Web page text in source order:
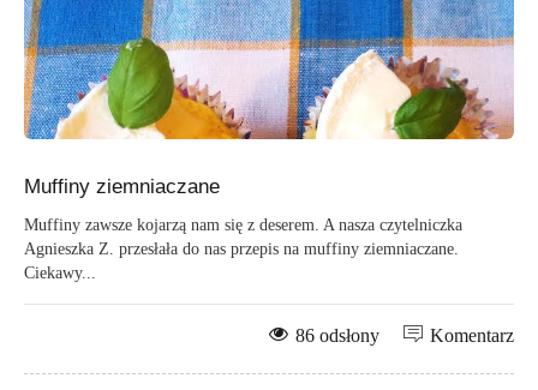
Muffiny ziemniaczane
Muffiny zawsze kojarzą nam się z deserem. A nasza czytelniczka
Agnieszka Z. przesłała do nas przepis na muffiny ziemniaczane.
Ciekawy...
Komentarz
86 odsłony